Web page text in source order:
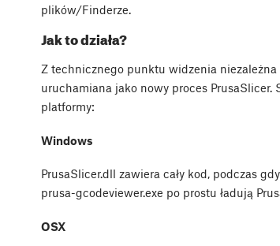
plików/Finderze.
Jak to działa?
Z technicznego punktu widzenia
uruchamiana jako nowy proces
platformy:
Windows
PrusaSlicer.dll zawiera cały kod, podczas
prusa-gcodeviewer.exe po prostu ładują
OSX